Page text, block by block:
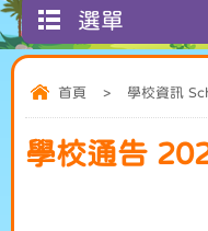
選單
首頁 > 學校資訊
學校通告